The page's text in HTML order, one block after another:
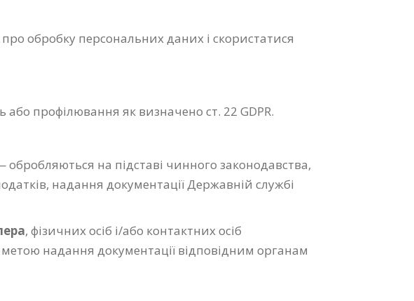
обробку персональних даних і скористатися
профілювання як визначено ст. 22 GDPR.
обробляються на підставі чинного законодавства,
надання документації Державній службі
, фізичних осіб і/або контактних осіб
надання документації відповідним органам